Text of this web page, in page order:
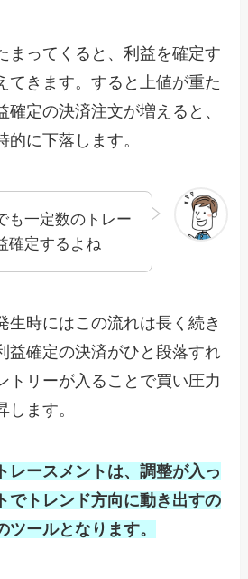
まってくると、利益を確定す
てきます。すると上値が重た
確定の決済注文が増えると、
に下落します。
も一定数のトレー
確定するよね
生時にはこの流れは長く続き
益確定の決済がひと段落すれ
トリーが入ることで買い圧力
ます。
レースメントは、調整が入っ
でトレンド方向に動き出すの
ールとなります。